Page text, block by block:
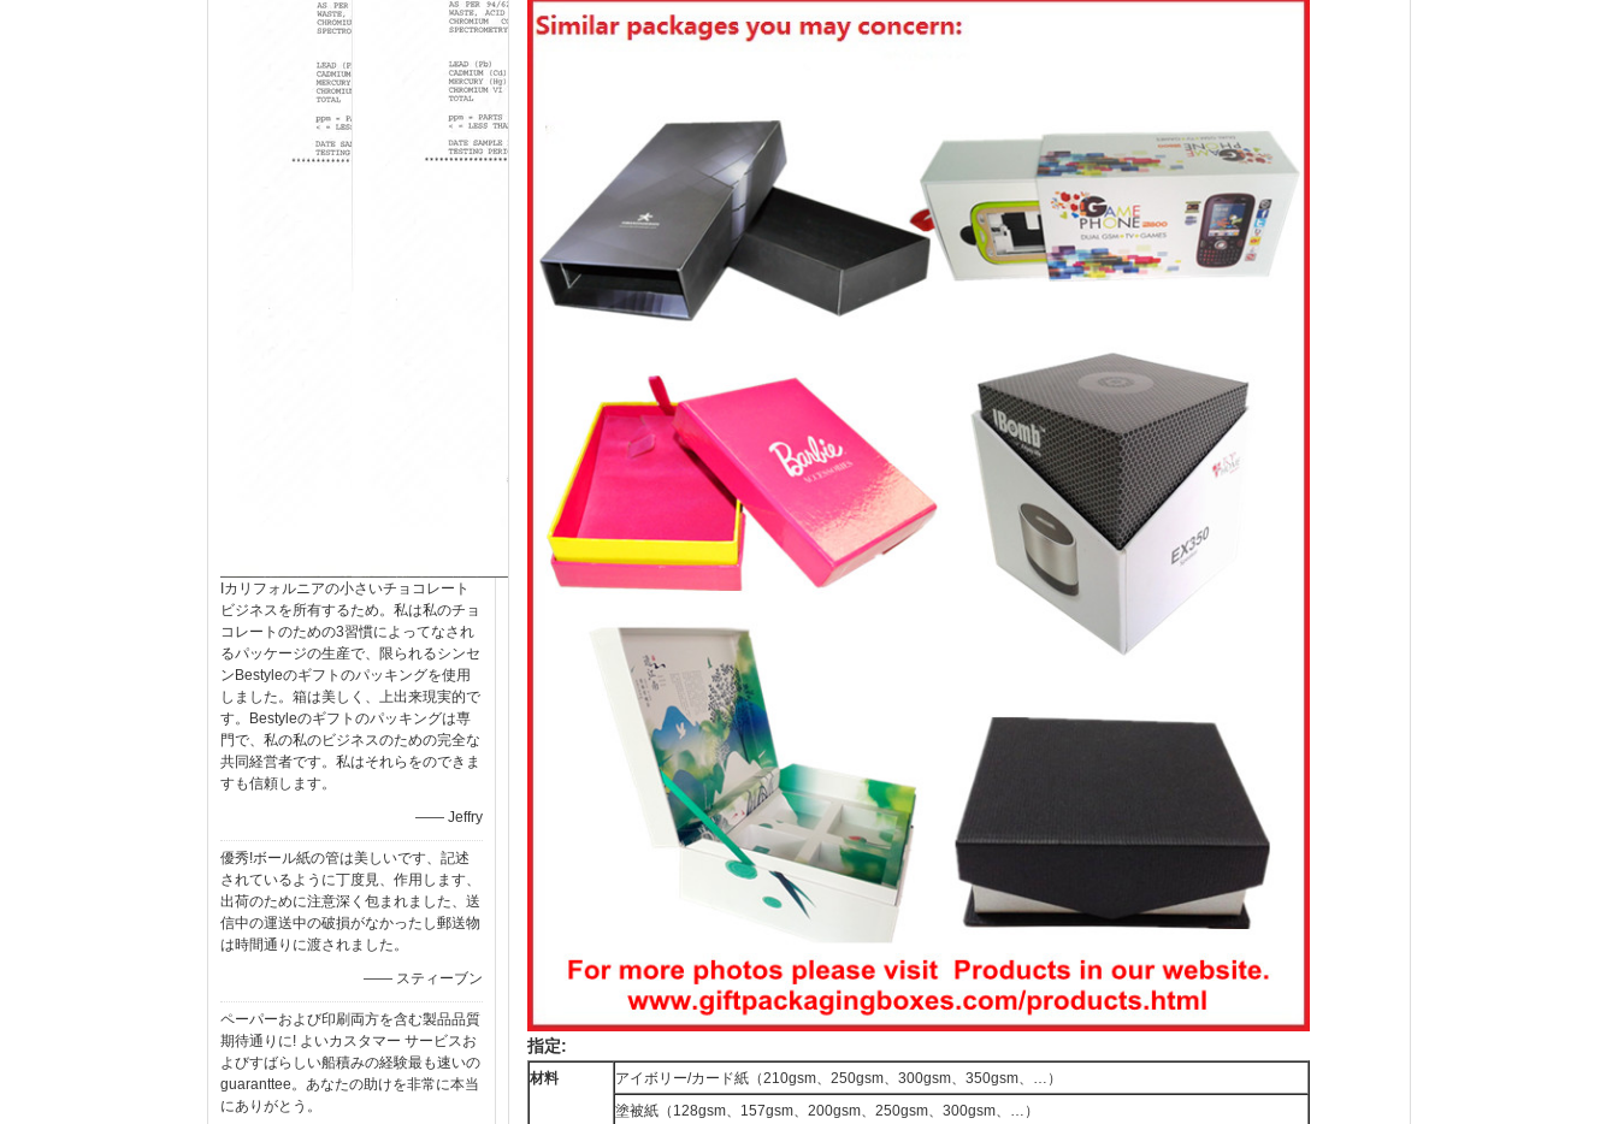
Iカリフォルニアの小さいチョコレート
ビジネスを所有するため。私は私のチョ
コレートのための3習慣によってなされ
るパッケージの生産で、限られるシンセ
ンBestyleのギフトのパッキングを使用
しました。箱は美しく、上出来現実的で
す。Bestyleのギフトのパッキングは専
門で、私の私のビジネスのための完全な
共同経営者です。私はそれらをのできま
すも信頼します。
—— Jeffry
優秀!ボール紙の管は美しいです、記述
されているように丁度見、作用します、
出荷のために注意深く包まれました、送
信中の運送中の破損がなかったし郵送物
は時間通りに渡されました。
—— スティーブン
ペーパーおよび印刷両方を含む製品品質
期待通りに! よいカスタマー サービスお
よびすばらしい船積みの経験最も速いの
guaranttee。あなたの助けを非常に本当
にありがとう。
指定:
材料
アイボリー/カード紙（210gsm、250gsm、300gsm、350gsm、…）
塗被紙（128gsm、157gsm、200gsm、250gsm、300gsm、…）